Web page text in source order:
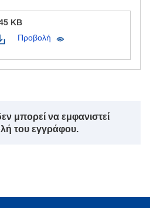
KB
Προβολή
μπορεί να εμφανιστεί
του εγγράφου.